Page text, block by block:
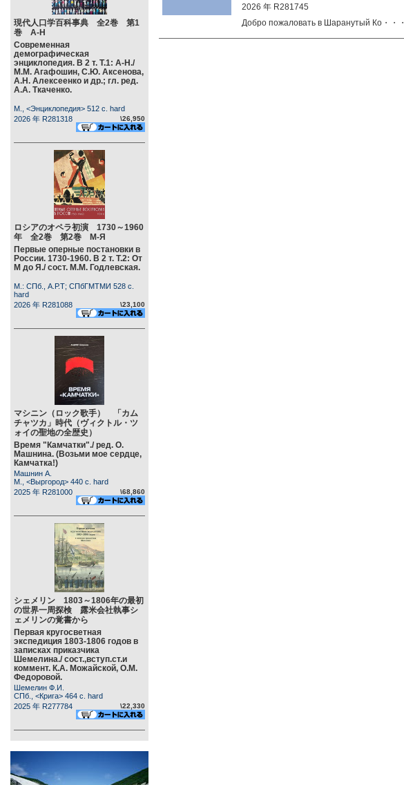
現代人口学百科事典 全2巻 第1
巻 А-Н
Современная
демографическая
энциклопедия. В 2 т. Т.1: А-Н./
М.М. Агафошин, С.Ю. Аксенова,
А.Н. Алексеенко и др.; гл. ред.
А.А. Ткаченко.
М., <Энциклопедия> 512 c. hard
2026 年 R281318
\26,950
ロシアのオペラ初演 1730～1960
年 全2巻 第2巻 М-Я
Первые оперные постановки в
России. 1730-1960. В 2 т. Т.2: От
М до Я./ сост. М.М. Годлевская.
М.: СПб., А.Р.Т; СПбГМТМИ 528 c.
hard
2026 年 R281088
\23,100
マシニン（ロック歌手） 「カム
チャツカ」時代（ヴィクトル・ツ
ォイの聖地の全歴史）
Время "Камчатки"./ ред. О.
Машнина. (Возьми мое сердце,
Камчатка!)
Машнин А.
М., <Выргород> 440 c. hard
2025 年 R281000
\68,860
シェメリン 1803～1806年の最初
の世界一周探検 露米会社執事シ
ェメリンの覚書から
Первая кругосветная
экспедиция 1803-1806 годов в
записках приказчика
Шемелина./ сост.,вступ.ст.и
коммент. К.А. Можайской, О.М.
Федоровой.
Шемелин Ф.И.
СПб., <Крига> 464 c. hard
2025 年 R277784
\22,330
2026 年 R281745
Добро пожаловать в Шаранутый Ко・・・